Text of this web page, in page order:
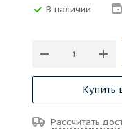
В наличии
Купить
Рассчитать